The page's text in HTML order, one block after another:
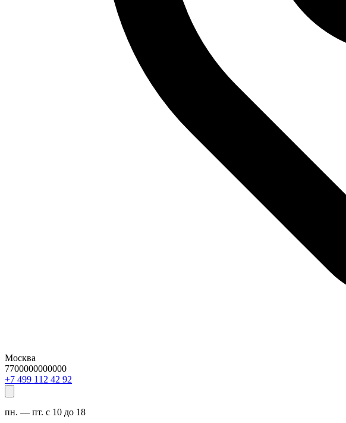
Москва
7700000000000
29 24 211 994 7+
пн. — пт. с 10 до 18